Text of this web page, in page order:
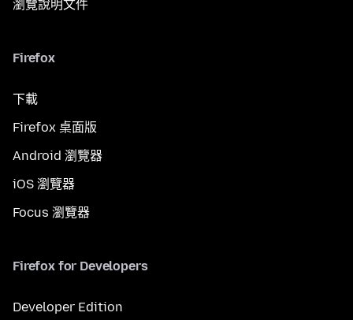
瀏覽說明文件
Firefox
下載
Firefox 桌面版
Android 瀏覽器
iOS 瀏覽器
Focus 瀏覽器
Firefox for Developers
Developer Edition